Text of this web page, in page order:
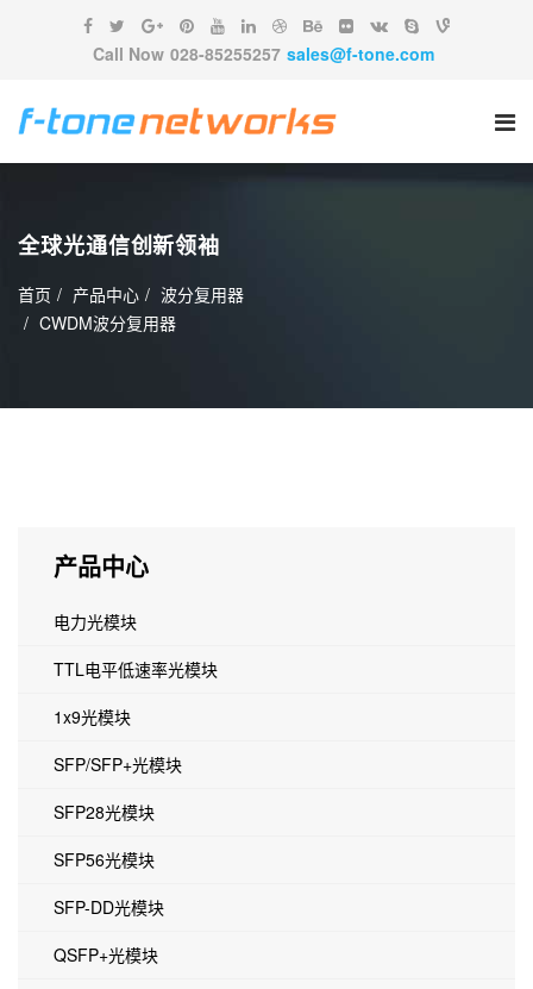
Call Now 028-85255257 sales@f-tone.com
全球光通信创新领袖
首页 产品中心
波分复用器
CWDM波分复用器
产品中心
电力光模块
TTL电平低速率光模块
1x9光模块
SFP/SFP+光模块
SFP28光模块
SFP56光模块
SFP-DD光模块
QSFP+光模块